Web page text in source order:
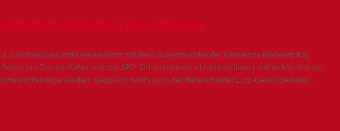
Katastrophenschutz Heyrothsberge
von links) besuchte gemeinsam mit dem Bürgermeister der Gemeinde Biederitz Kay
Torsten Kahlo und den SPD-Ortsvereinsvorsitzenden Oliver Lindner kürzlich die
Heyrothsberge. An dem Gespräch nahm auch der Referatsleiter Lutz-Georg Berkling …